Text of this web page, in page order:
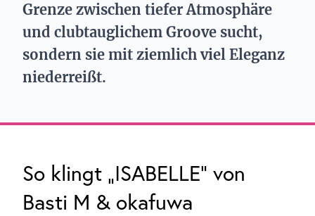
Grenze zwischen tiefer Atmosphäre
und clubtauglichem Groove sucht,
sondern sie mit ziemlich viel Eleganz
niederreißt.
So klingt „ISABELLE“ von
Basti M & okafuwa